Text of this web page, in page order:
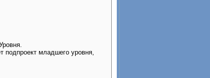
подпроект младшего уровня,